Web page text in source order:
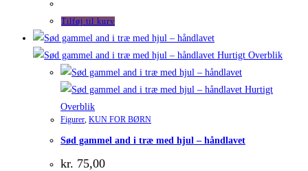
Tilføj til kurv
Hurtigt Overblik
Hurtigt
Overblik
Figurer, KUN FOR BØRN
Sød gammel and i træ med hjul – håndlavet
kr. 75,00